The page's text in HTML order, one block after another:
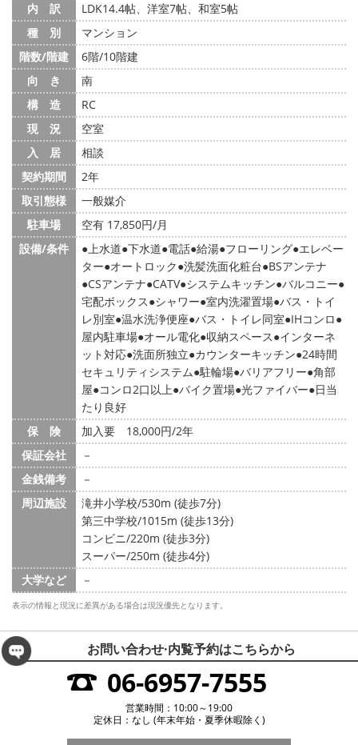
内 訳
LDK14.4帖、洋室7帖、和室5帖
種 別
マンション
階数/階建
6階/10階建
向 き
南
構 造
RC
現 況
空室
入 居
相談
契約期間
2年
取引態様
一般媒介
駐車場
空有 17,850円/月
設備/条件
上水道 下水道 電話 給湯 フローリング エレベー
ター オートロック 洗髪洗面化粧台 BSアンテナ
CSアンテナ CATV システムキッチン バルコニー
宅配ボックス シャワー 室内洗濯置場 バス・トイ
レ別室 温水洗浄便座 バス・トイレ同室 IHコンロ
屋内駐車場 オール電化 収納スペース インターネ
ット対応 洗面所独立 カウンターキッチン 24時間
セキュリティシステム 駐輪場 バリアフリー 角部
屋 コンロ2口以上 バイク置場 光ファイバー 日当
たり良好
保 険
加入要 18,000円/2年
保証会社
－
金銭備考
－
周辺施設
滝井小学校/530m (徒歩7分)
第三中学校/1015m (徒歩13分)
コンビニ/220m (徒歩3分)
スーパー/250m (徒歩4分)
大学など
－
表示の情報と現況に差異がある場合は現況優先となります。
お問い合わせ·内覧予約はこちらから
06-6957-7555
営業時間：10:00～19:00
定休日：なし (年末年始・夏季休暇除く)